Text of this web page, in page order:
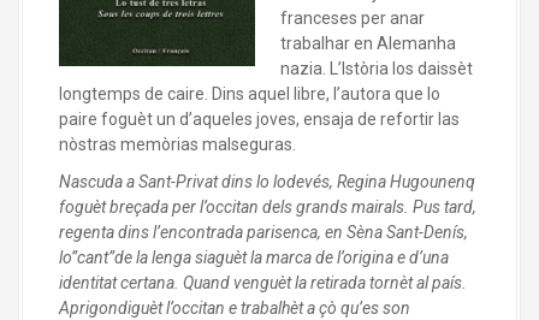
franceses per anar
trabalhar en Alemanha
nazia. L’Istòria los daissèt
longtemps de caire. Dins aquel libre, l’autora que lo
paire foguèt un d’aqueles joves, ensaja de refortir las
nòstras memòrias malseguras.
Nascuda a Sant-Privat dins lo lodevés, Regina Hugounenq
foguèt breçada per l’occitan dels grands mairals. Pus tard,
regenta dins l’encontrada parisenca, en Sèna Sant-Denís,
lo”cant”de la lenga siaguèt la marca de l’origina e d’una
identitat certana. Quand venguèt la retirada tornèt al país.
Aprigondiguèt l’occitan e trabalhèt a çò qu’es son